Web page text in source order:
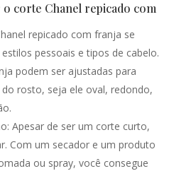
corte Chanel repicado com
repicado com franja se
pessoais e tipos de cabelo.
podem ser ajustadas para
rosto, seja ele oval, redondo,
Apesar de ser um corte curto,
Com um secador e um produto
ou spray, você consegue